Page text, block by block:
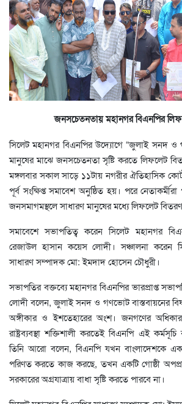
জনসচেতনতায় মহানগর বিএনপির
সিলেট মহানগর বিএনপির উদ্যোগে “জুলাই সনদ ও
মানুষের মাঝে জনসচেতনতা সৃষ্টি করতে লিফলেট
মঙ্গলবার সকাল সাড়ে ১১টায় নগরীর ঐতিহাসিক
পূর্ব সংক্ষিপ্ত সমাবেশ অনুষ্ঠিত হয়। পরে নেতাকর্মীরা
জনসমাগমস্থলে সাধারণ মানুষের মধ্যে লিফলেট
সমাবেশে সভাপতিত্ব করেন সিলেট মহানগর
রেজাউল হাসান কয়েস লোদী। সঞ্চালনা করেন
সাধারণ সম্পাদক মো: ইমদাদ হোসেন চৌধুরী।
সভাপতির বক্তব্যে মহানগর বিএনপির ভারপ্রাপ্ত
লোদী বলেন, জুলাই সনদ ও গণভোট বাস্তবায়নের
অঙ্গীকার ও ইশতেহারের অংশ। জনগণের অধিকার
রাষ্ট্রব্যবস্থা শক্তিশালী করতেই বিএনপি এই কর্মসূচি
তিনি আরো বলেন, বিএনপি যখন বাংলাদেশকে
পরিণত করতে কাজ করছে, তখন একটি গোষ্ঠী
সরকারের অগ্রযাত্রায় বাধা সৃষ্টি করতে পারবে না।